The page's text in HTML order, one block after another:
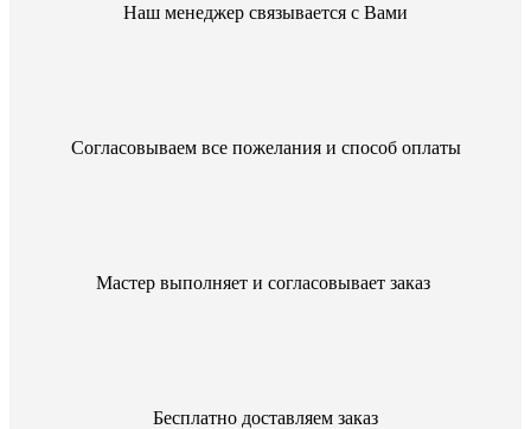
Наш менеджер связывается с Вами
Согласовываем все пожелания и способ оплаты
Мастер выполняет и согласовывает заказ
Бесплатно доставляем заказ